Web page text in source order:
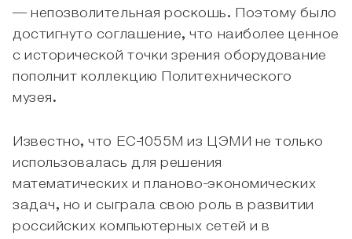
— непозволительная роскошь. Поэтому было
достигнуто соглашение, что наиболее ценное
с исторической точки зрения оборудование
пополнит коллекцию Политехнического
музея.
Известно, что ЕС-1055М из ЦЭМИ не только
использовалась для решения
математических и планово-экономических
задач, но и сыграла свою роль в развитии
российских компьютерных сетей и в